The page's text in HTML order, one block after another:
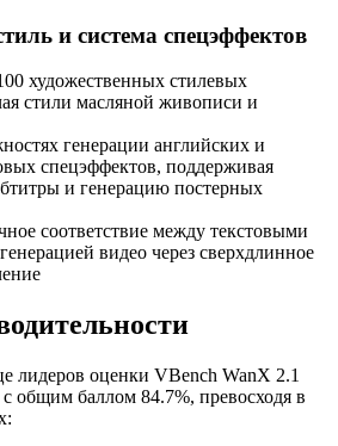
и система спецэффектов
художественных стилевых
стили масляной живописи и
генерации английских и
спецэффектов, поддерживая
и генерацию постерных
соответствие между текстовыми
видео через сверхдлинное
лидеров оценки VBench WanX 2.1
с общим баллом 84.7%, превосходя в